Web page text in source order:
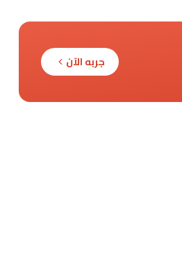
جربه الآن